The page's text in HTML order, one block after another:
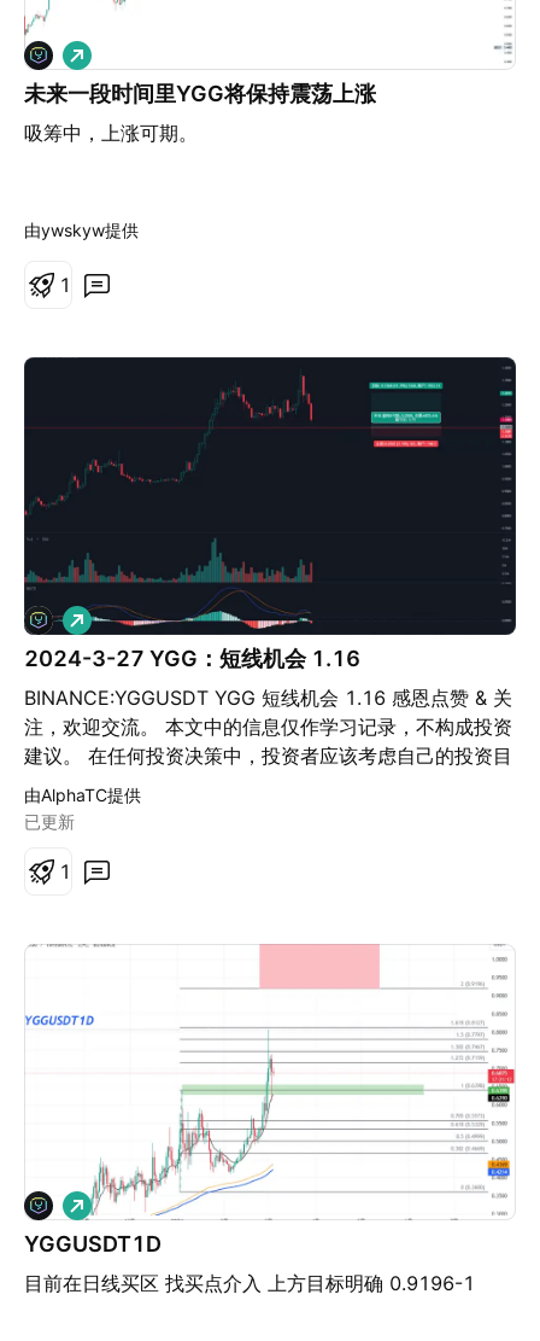
未来一段时间里YGG将保持震荡上涨
吸筹中，上涨可期。
做
多
由ywskyw提供
1
2024-3-27 YGG：短线机会 1.16
BINANCE:YGGUSDT YGG 短线机会 1.16 感恩点赞 & 关
注，欢迎交流。 本文中的信息仅作学习记录，不构成投资
建议。 在任何投资决策中，投资者应该考虑自己的投资目
标和风险承受能力，并且在可能的情况下，寻求专业的金
融建议，DYOR。 作者不对任何人因依赖本文中的信息而
做
多
由AlphaTC提供
已更新
1
YGGUSDT1D
目前在日线买区 找买点介入 上方目标明确 0.9196-1
做
多